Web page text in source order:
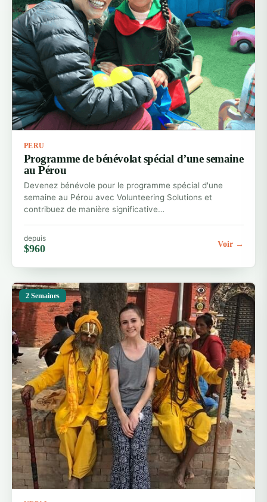
PERU
Programme de bénévolat spécial d’une semaine
au Pérou
Devenez bénévole pour le programme spécial d'une
semaine au Pérou avec Volunteering Solutions et
contribuez de manière significative…
depuis
$960 Voir →
2 Semaines